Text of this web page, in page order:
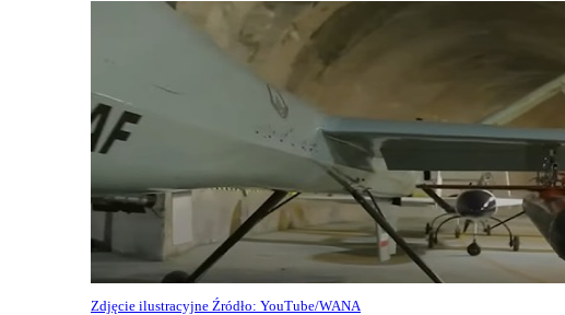
Zdjęcie ilustracyjne Źródło: YouTube/WANA